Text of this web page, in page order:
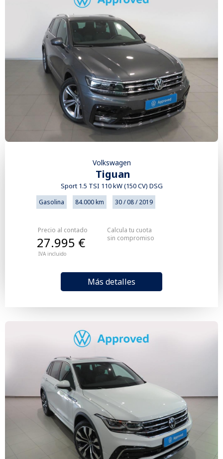
Volkswagen
Tiguan
Sport 1.5 TSI 110 kW (150 CV) DSG
Gasolina 84.000 km 30 / 08 / 2019
Precio al contado
IVA incluido
27.995 €
Más detalles
Calcula tu cuota
sin compromiso